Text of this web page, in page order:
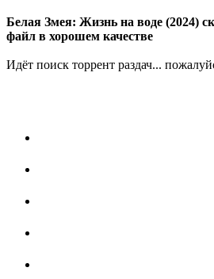
Белая Змея: Жизнь на воде (2024)
файл в хорошем качестве
Идёт поиск торрент раздач...